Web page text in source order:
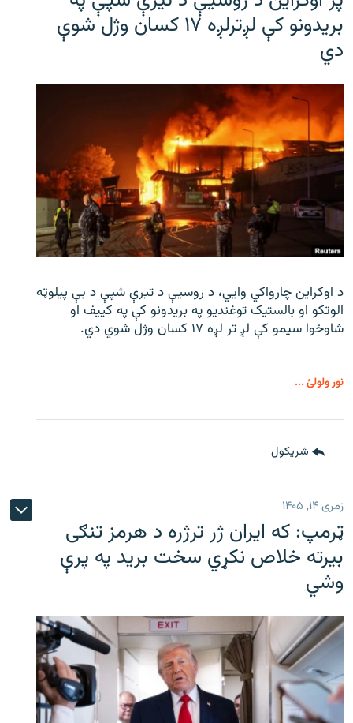
بریدونو کې لږترلږه ۱۷ کسان وژل شوې
دي
د اوکراین چارواکي وایي، د روسیې د تیرې شپې د بې‌ پیلوټه
الوتکو او بالستیک توغندیو په بریدونو کې په کییف او
شاوخوا سیمو کې لږ تر لږه ۱۷ کسان وژل شوي دي.
نور ولولئ ...
شريکول
زمری ۱۴, ۱۴۰۵
ټرمپ: که ایران ژر ترژره د هرمز تنګی
بیرته خلاص نکړي سخت برید په پرې
وشي